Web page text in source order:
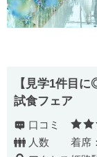
【見学1件目
試食フェア
口コミ
人数
着席